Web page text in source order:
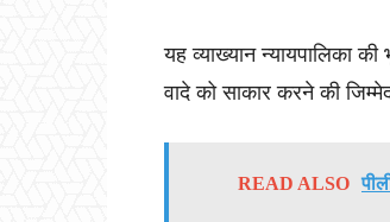
यह व्याख्यान न्यायपालिका
वादे को साकार करने की
READ ALSO